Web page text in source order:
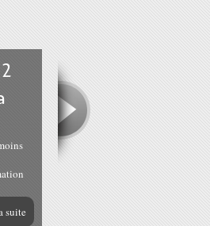
suite